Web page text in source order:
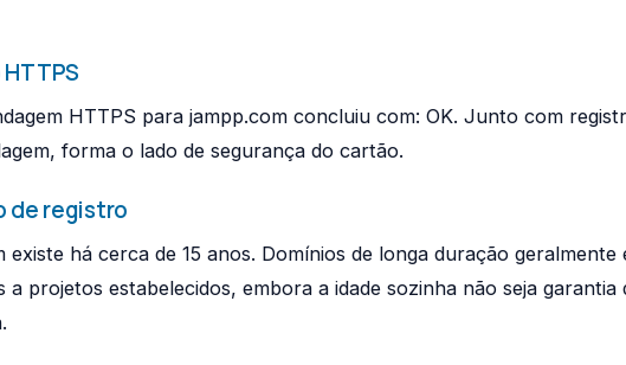
HTTPS para jampp.com concluiu com: OK. Junto com
forma o lado de segurança do cartão.
de registro
existe há cerca de 15 anos. Domínios de longa duração geralmente
a projetos estabelecidos, embora a idade sozinha não seja garantia